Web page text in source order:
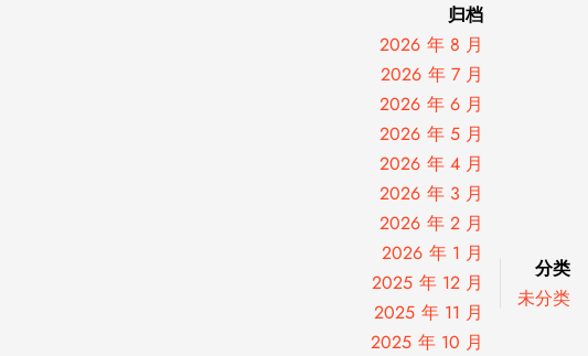
归档
2026 年 8 月
2026 年 7 月
2026 年 6 月
2026 年 5 月
2026 年 4 月
2026 年 3 月
2026 年 2 月
2026 年 1 月
2025 年 12 月
2025 年 11 月
2025 年 10 月
分类
未分类